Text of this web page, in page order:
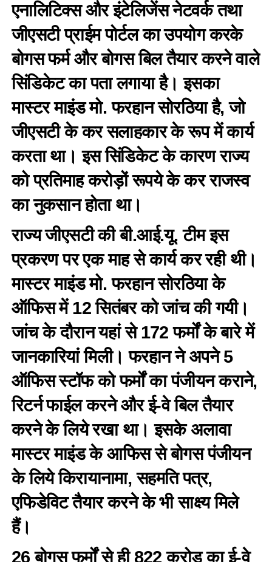
एनालिटिक्स और इंटेलिजेंस नेटवर्क तथा
जीएसटी प्राईम पोर्टल का उपयोग करके
बोगस फर्म और बोगस बिल तैयार करने वाले
सिंडिकेट का पता लगाया है। इसका
मास्टर माइंड मो. फरहान सोरठिया है, जो
जीएसटी के कर सलाहकार के रूप में कार्य
करता था। इस सिंडिकेट के कारण राज्य
को प्रतिमाह करोड़ों रूपये के कर राजस्व
का नुकसान होता था।
राज्य जीएसटी की बी.आई.यू. टीम इस
प्रकरण पर एक माह से कार्य कर रही थी।
मास्टर माइंड मो. फरहान सोरठिया के
ऑफिस में 12 सितंबर को जांच की गयी।
जांच के दौरान यहां से 172 फर्मों के बारे में
जानकारियां मिली। फरहान ने अपने 5
ऑफिस स्टॉफ को फर्मों का पंजीयन कराने,
रिटर्न फाईल करने और ई-वे बिल तैयार
करने के लिये रखा था। इसके अलावा
मास्टर माइंड के आफिस से बोगस पंजीयन
के लिये किरायानामा, सहमति पत्र,
एफिडेविट तैयार करने के भी साक्ष्य मिले
हैं।
26 बोगस फर्मों से ही 822 करोड़ का ई-वे